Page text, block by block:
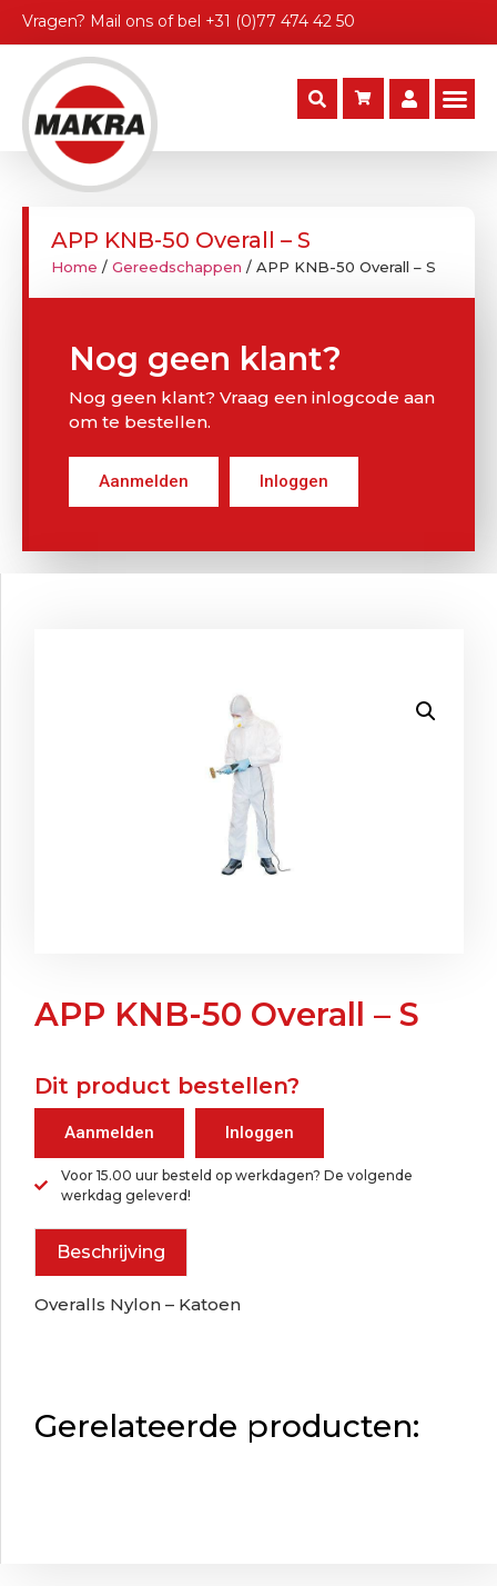
Vragen? Mail ons of bel +31 (0)77 474 42 50
APP KNB-50 Overall – S
Home / Gereedschappen / APP KNB-50 Overall – S
Nog geen klant?
Nog geen klant? Vraag een inlogcode aan
om te bestellen.
Aanmelden Inloggen
APP KNB-50 Overall – S
Dit product bestellen?
Aanmelden Inloggen
Voor 15.00 uur besteld op werkdagen? De volgende
werkdag geleverd!
Beschrijving
Overalls Nylon – Katoen
Gerelateerde producten: